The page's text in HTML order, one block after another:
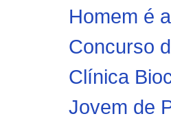
Homem é
Concurso
Clínica
Jovem de